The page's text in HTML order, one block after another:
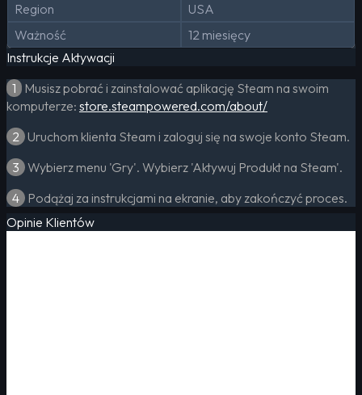
Region
USA
Ważność
12 miesięcy
Instrukcje Aktywacji
1 Musisz pobrać i zainstalować aplikację Steam na swoim
komputerze: store.steampowered.com/about/
2 Uruchom klienta Steam i zaloguj się na swoje konto Steam.
3 Wybierz menu 'Gry'. Wybierz 'Aktywuj Produkt na Steam'.
4 Podążaj za instrukcjami na ekranie, aby zakończyć proces.
Opinie Klientów